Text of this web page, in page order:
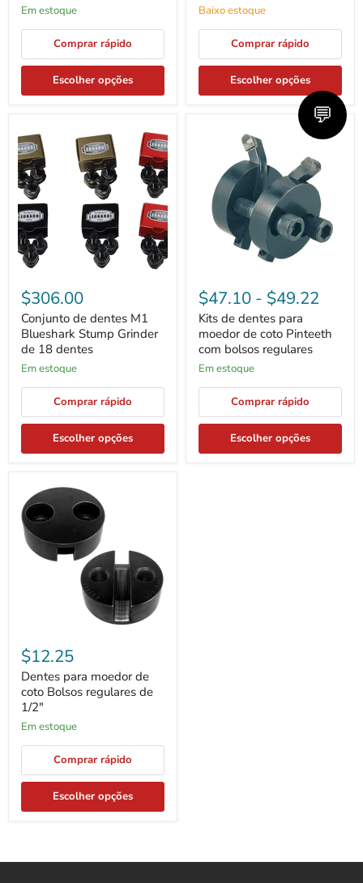
Em estoque
Comprar rápido
Escolher opções
Baixo estoque
Comprar rápido
Escolher opções
de
dentes
M1
Blueshark
Stump
Grinder
de
18
dentes
$306.00
Conjunto de dentes M1
Blueshark Stump Grinder
de 18 dentes
Em estoque
Comprar rápido
Escolher opções
moedor
coto
Pinteeth
$47.10 - $49.22
Kits de dentes para
moedor de coto Pinteeth
com bolsos regulares
Em estoque
Comprar rápido
Escolher opções
Dentes
para
moedor
de
coto
Bolsos
regulares
$12.25
Dentes para moedor de
coto Bolsos regulares de
1/2"
Em estoque
Comprar rápido
Escolher opções
💬